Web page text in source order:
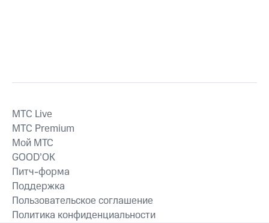
MTС Live
MTС Premium
Мой МТС
GOOD’OK
Питч-форма
Поддержка
Пользовательское соглашение
Политика конфиденциальности